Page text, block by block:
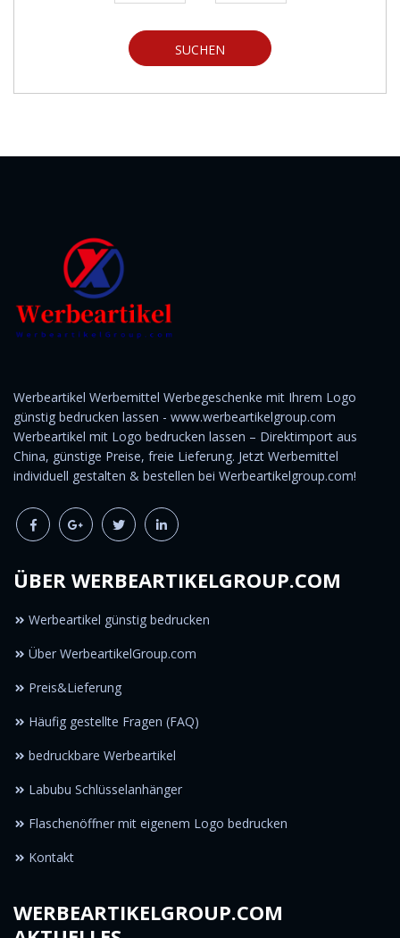
SUCHEN
Werbeartikel Werbemittel Werbegeschenke mit Ihrem Logo
günstig bedrucken lassen - www.werbeartikelgroup.com
Werbeartikel mit Logo bedrucken lassen – Direktimport aus
China, günstige Preise, freie Lieferung. Jetzt Werbemittel
individuell gestalten & bestellen bei Werbeartikelgroup.com!
ÜBER WERBEARTIKELGROUP.COM
Werbeartikel günstig bedrucken
Über WerbeartikelGroup.com
Preis&Lieferung
Häufig gestellte Fragen (FAQ)
bedruckbare Werbeartikel
Labubu Schlüsselanhänger
Flaschenöffner mit eigenem Logo bedrucken
Kontakt
WERBEARTIKELGROUP.COM